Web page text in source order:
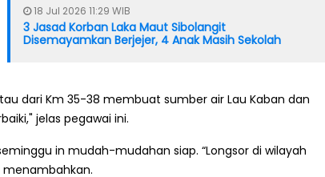
18 Jul 2026 11:29 WIB
3 Jasad Korban Laka Maut Sibolangit
Disemayamkan Berjejer, 4 Anak Masih Sekolah
dari Km 35-38 membuat sumber air Lau Kaban dan
jelas pegawai ini.
in mudah-mudahan siap. “Longsor di wilayah
menambahkan.